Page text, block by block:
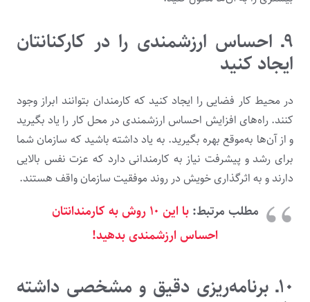
۹ـ احساس ارزشمندی را در کارکنانتان
ایجاد کنید
در محیط کار فضایی را ایجاد کنید که کارمندان بتوانند ابراز وجود
کنند. راه‌های افزایش احساس ارزشمندی در محل کار را یاد بگیرید
و از آن‌ها به‌موقع بهره بگیرید. به یاد داشته باشید که سازمان شما
برای رشد و پیشرفت نیاز به کارمندانی دارد که عزت نفس بالایی
دارند و به اثرگذاری خویش در روند موفقیت سازمان واقف هستند.
مطلب مرتبط:
با این ۱۰ روش به کارمندانتان
احساس ارزشمندی بدهید!
۱۰ـ برنامه‌ریزی دقیق و مشخصی داشته